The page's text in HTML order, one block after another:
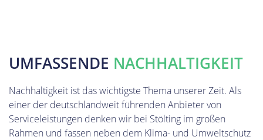
UMFASSENDE NACHHALTIGKEIT
Nachhaltigkeit ist das wichtigste Thema unserer Zeit. Als
einer der deutschlandweit führenden Anbieter von
Serviceleistungen denken wir bei Stölting im großen
Rahmen und fassen neben dem Klima- und Umweltschutz